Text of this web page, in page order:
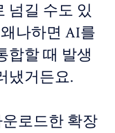
넘길 수도 있
나하면 AI를
합할 때 발생
냈거든요.
로드한 확장